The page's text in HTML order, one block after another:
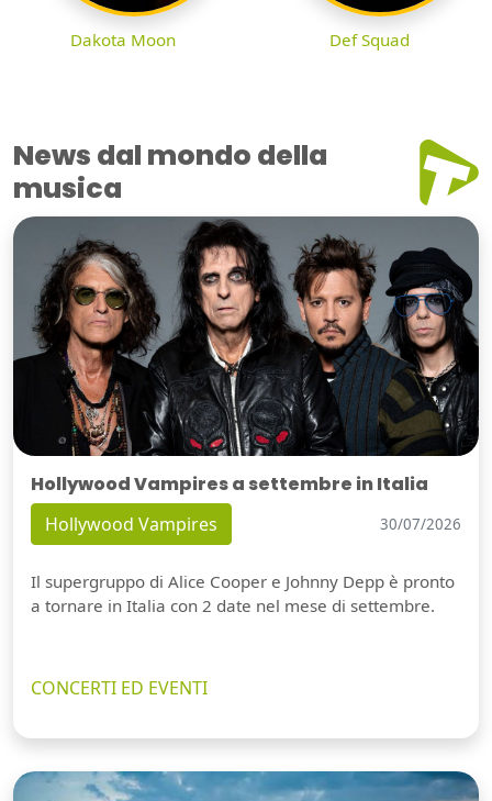
Dakota Moon Def Squad
News dal mondo della
musica
Hollywood Vampires a settembre in Italia
Hollywood Vampires 30/07/2026
Il supergruppo di Alice Cooper e Johnny Depp è pronto
a tornare in Italia con 2 date nel mese di settembre.
CONCERTI ED EVENTI